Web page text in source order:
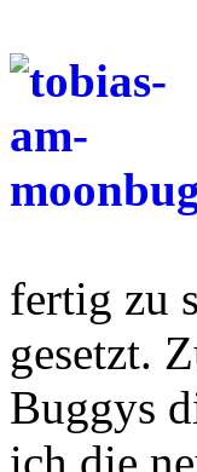
fertig zu
gesetzt.
Buggys